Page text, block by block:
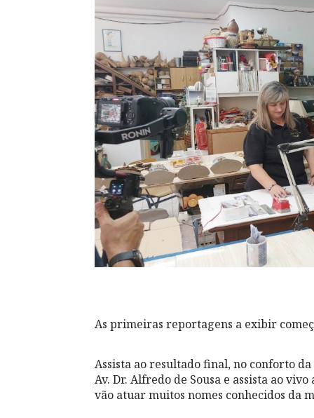
As primeiras reportagens a exibir
Assista ao resultado final, no conforto da
Av. Dr. Alfredo de Sousa e assista ao
vão atuar muitos nomes conhecidos da